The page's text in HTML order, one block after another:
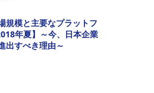
規模と主要なプラットフ
年夏】～今、日本企業
出すべき理由～